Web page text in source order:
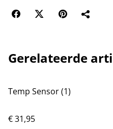
Gerelateerde
Temp Sensor (1)
€ 31,95